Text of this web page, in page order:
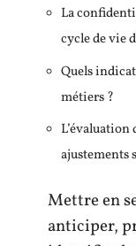
La
cycle de vie
Quels
métiers ?
ajustements
Mettre en
anticiper,